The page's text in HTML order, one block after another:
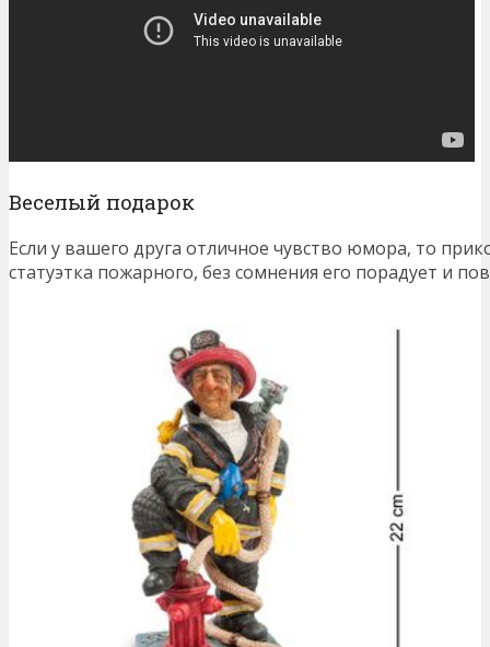
Веселый подарок
Если у вашего друга отличное чувство юмора, то
статуэтка пожарного, без сомнения его порадует и